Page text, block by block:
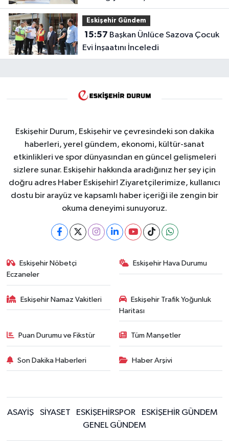
Eskişehir Gündem
15:57
Evi İnşaatını İnceledi
Eskişehir Durum, Eskişehir ve çevresindeki son dakika
haberleri, yerel gündem, ekonomi, kültür-sanat
etkinlikleri ve spor dünyasından en güncel gelişmeleri
sizlere sunar. Eskişehir hakkında aradığınız her şey için
doğru adres Haber Eskişehir! Ziyaretçilerimize, kullanıcı
dostu bir arayüz ve kapsamlı haber içeriği ile zengin bir
okuma deneyimi sunuyoruz.
Eskişehir Nöbetçi
Eczaneler
Eskişehir Hava Durumu
Eskişehir Namaz Vakitleri
Eskişehir Trafik Yoğunluk
Haritası
Puan Durumu ve Fikstür Tüm Manşetler
Son Dakika Haberleri Haber Arşivi
ASAYİŞ SİYASET ESKİŞEHİRSPOR
ESKİŞEHİR GÜNDEM
GENEL GÜNDEM